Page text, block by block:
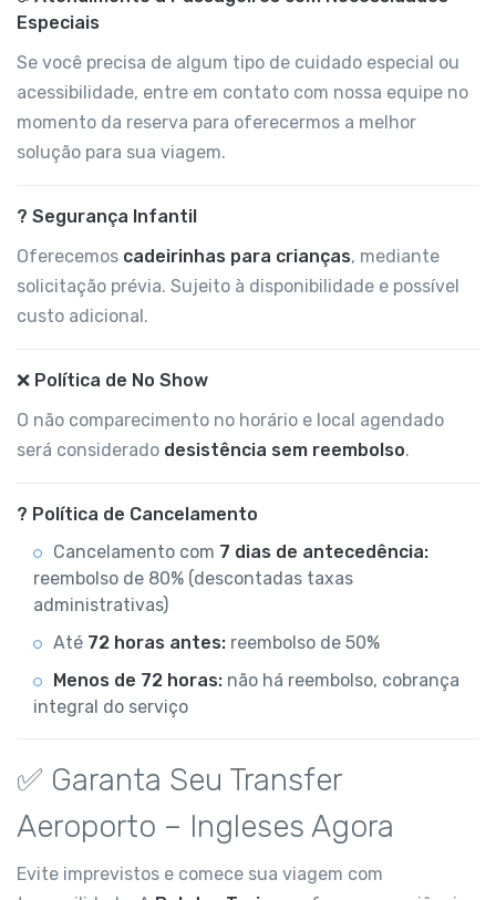
Especiais
Se você precisa de algum tipo de cuidado especial ou
acessibilidade, entre em contato com nossa equipe no
momento da reserva para oferecermos a melhor
solução para sua viagem.
? Segurança Infantil
Oferecemos cadeirinhas para crianças, mediante
solicitação prévia. Sujeito à disponibilidade e possível
custo adicional.
❌ Política de No Show
O não comparecimento no horário e local agendado
será considerado desistência sem reembolso.
? Política de Cancelamento
Cancelamento com 7 dias de antecedência:
reembolso de 80% (descontadas taxas
administrativas)
Até 72 horas antes: reembolso de 50%
Menos de 72 horas: não há reembolso, cobrança
integral do serviço
✅ Garanta Seu Transfer
Aeroporto – Ingleses Agora
Evite imprevistos e comece sua viagem com